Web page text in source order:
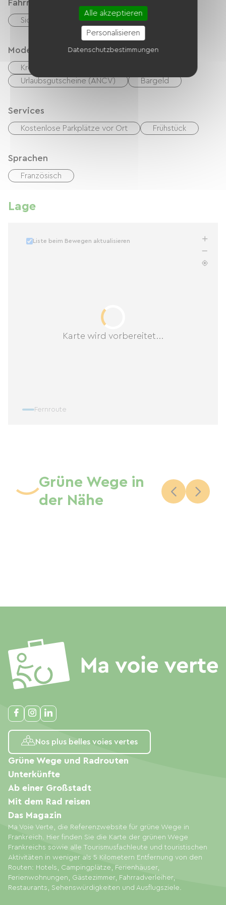
Fahrradannahme
Sicherer Fahrradunterstand
Modes de paiement
Kreditkarte
Urlaubsgutscheine (ANCV)
Bargeld
Services
Kostenlose Parkplätze vor Ort Frühstück
Sprachen
Französisch
Lage
Karte wird vorbereitet...
Liste beim Bewegen aktualisieren
Fernroute
Grüne Wege in
der Nähe
Nos plus belles voies vertes
Ma Voie Verte, die Referenzwebsite für grüne Wege in
Frankreich. Hier finden Sie die Karte der grünen Wege
Frankreichs sowie alle Tourismusfachleute und touristischen
Aktivitäten in weniger als 5 Kilometern Entfernung von den
Routen: Hotels, Campingplätze, Ferienhäuser,
Ferienwohnungen, Gästezimmer, Fahrradverleiher,
Restaurants, Sehenswürdigkeiten und Ausflugsziele.
Grüne Wege und Radrouten
Unterkünfte
Ab einer Großstadt
Mit dem Rad reisen
Das Magazin
Alle akzeptieren
Personalisieren
Datenschutzbestimmungen